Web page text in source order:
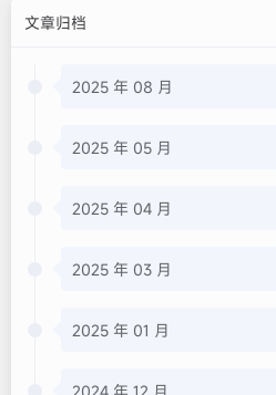
文章归档
2025 年 08 月
2025 年 05 月
2025 年 04 月
2025 年 03 月
2025 年 01 月
2024 年 12 月